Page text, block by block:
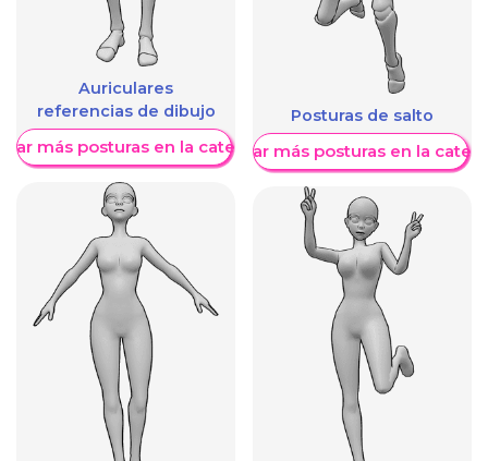
Auriculares
referencias de dibujo
más posturas en la categoría
Posturas de salto
Mostrar más posturas en la